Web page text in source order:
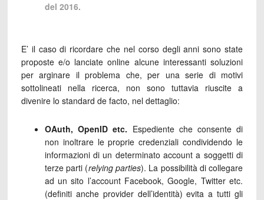
del 2016.
E’ il caso di ricordare che nel corso degli anni sono state
proposte e/o lanciate online alcune interessanti soluzioni
per arginare il problema che, per una serie di motivi
sottolineati nella ricerca, non sono tuttavia riuscite a
divenire lo standard de facto, nel dettaglio:
OAuth, OpenID etc. Espediente che consente di
non inoltrare le proprie credenziali condividendo le
informazioni di un determinato account a soggetti di
terze parti (relying parties). La possibilità di collegare
ad un sito l’account Facebook, Google, Twitter etc.
(definiti anche provider dell’identità) evita a tutti gli